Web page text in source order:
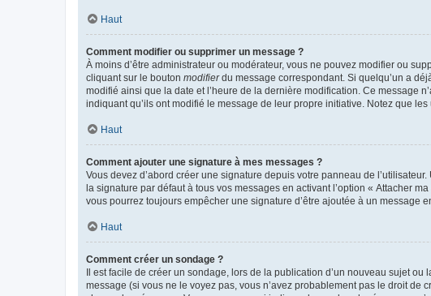
Haut
Comment modifier ou supprimer un message ?
À moins d’être administrateur ou modérateur, vous ne pouvez modifier ou
cliquant sur le bouton modifierdu message correspondant. Si quelqu’un a
modifié ainsi que la date et l’heure de la dernière modification. Ce message
indiquant qu’ils ont modifié le message de leur propre initiative. Notez que
Haut
Comment ajouter une signature à mes messages ?
Vous devez d’abord créer une signature depuis votre panneau de
la signature par défaut à tous vos messages en activant l’option « Attacher
vous pourrez toujours empêcher une signature d’être ajoutée à un message
Haut
Comment créer un sondage ?
Il est facile de créer un sondage, lors de la publication d’un nouveau sujet
message (si vous ne le voyez pas, vous n’avez probablement pas le droit